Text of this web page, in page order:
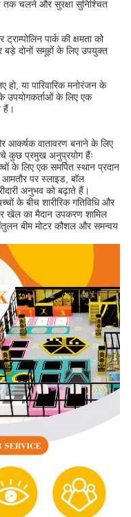
तक चलने और सुरक्षा सुनिश्चित
पार्क की क्षमता को
दोनों समूहों के लिए उपयुक्त
हो, या पारिवारिक मनोरंजन के
के उपयोगकर्ताओं के लिए एक
हैं।
आकर्षक वातावरण बनाने के लिए
कुछ प्रमुख अनुप्रयोग हैंः
के लिए एक समर्पित स्थान प्रदान
पर स्लाइड, बॉल
अनुभव को बढ़ाते हैं।
के बीच शारीरिक गतिविधि और
खेल का मैदान उपकरण शामिल
बीम मोटर कौशल और समन्वय